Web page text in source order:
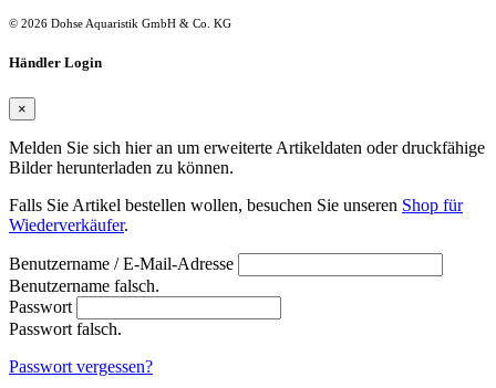
© 2026 Dohse Aquaristik GmbH & Co. KG
Händler Login
×
Melden Sie sich hier an um erweiterte Artikeldaten oder druckfähige
Bilder herunterladen zu können.
Falls Sie Artikel bestellen wollen, besuchen Sie unseren Shop für
Wiederverkäufer.
Benutzername / E-Mail-Adresse
Benutzername falsch.
Passwort
Passwort falsch.
Passwort vergessen?